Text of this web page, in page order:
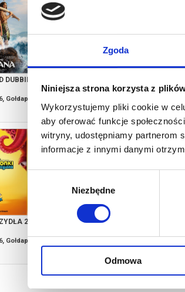
Zgoda
Niniejsza strona korzysta z
Wykorzystujemy pliki cookie w
aby oferować funkcje
witryny, udostępniamy partnerom
informacje z innymi danymi
Niezbędne
Odmowa
DUBBING
Gołdap
kup bilet
2D DUBBING
Gołdap
SPIDER-MAN: CAŁKIEM